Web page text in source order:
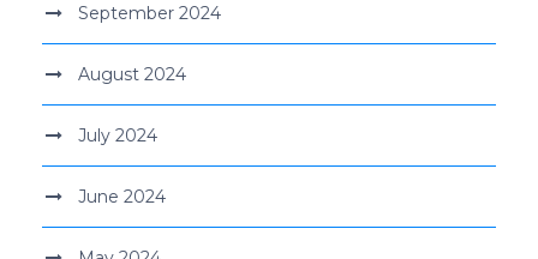
September 2024
August 2024
July 2024
June 2024